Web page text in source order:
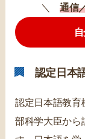
＼ 通信
認定日本
認定日本語教育
部科学大臣から